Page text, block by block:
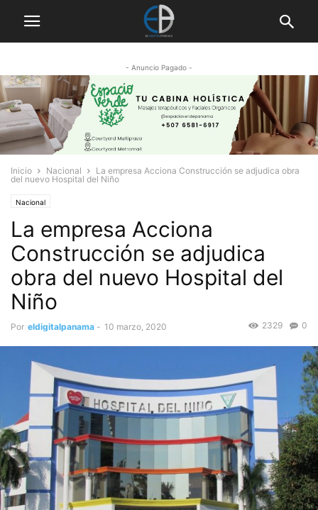
- Anuncio Pagado -
Inicio Nacional
La empresa Acciona Construcción se adjudica obra
del nuevo Hospital del Niño
Nacional
La empresa Acciona
Construcción se adjudica
obra del nuevo Hospital del
Niño
Por eldigitalpanama - 10 marzo, 2020 0
2329